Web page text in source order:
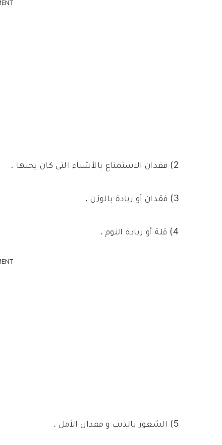
2) فقدان الاستمتاع بالأشياء التى كان يحبها .
3) فقدان أو زيادة بالوزن .
4) قلة أو زيادة النوم .
5) الشعور بالذنب و فقدان الأمل .